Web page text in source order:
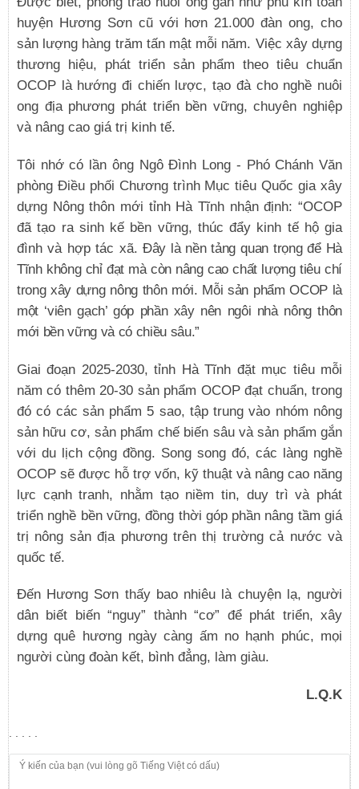
huyện Hương Sơn cũ với hơn 21.000 đàn ong, cho
sản lượng hàng trăm tấn mật mỗi năm. Việc xây dựng
thương hiệu, phát triển sản phẩm theo tiêu chuẩn
OCOP là hướng đi chiến lược, tạo đà cho nghề nuôi
ong địa phương phát triển bền vững, chuyên nghiệp
và nâng cao giá trị kinh tế.
Tôi nhớ có lần ông Ngô Đình Long - Phó Chánh Văn
phòng Điều phối Chương trình Mục tiêu Quốc gia xây
dựng Nông thôn mới tỉnh Hà Tĩnh nhận định: “OCOP
đã tạo ra sinh kế bền vững, thúc đẩy kinh tế hộ gia
đình và hợp tác xã. Đây là nền tảng quan trọng để Hà
Tĩnh không chỉ đạt mà còn nâng cao chất lượng tiêu chí
trong xây dựng nông thôn mới. Mỗi sản phẩm OCOP là
một ‘viên gạch’ góp phần xây nên ngôi nhà nông thôn
mới bền vững và có chiều sâu.”
Giai đoạn 2025-2030, tỉnh Hà Tĩnh đặt mục tiêu mỗi
năm có thêm 20-30 sản phẩm OCOP đạt chuẩn, trong
đó có các sản phẩm 5 sao, tập trung vào nhóm nông
sản hữu cơ, sản phẩm chế biến sâu và sản phẩm gắn
với du lịch cộng đồng. Song song đó, các làng nghề
OCOP sẽ được hỗ trợ vốn, kỹ thuật và nâng cao năng
lực cạnh tranh, nhằm tạo niềm tin, duy trì và phát
triển nghề bền vững, đồng thời góp phần nâng tầm giá
trị nông sản địa phương trên thị trường cả nước và
quốc tế.
Đến Hương Sơn thấy bao nhiêu là chuyện lạ, người
dân biết biến “nguy” thành “cơ” để phát triển, xây
dựng quê hương ngày càng ấm no hạnh phúc, mọi
người cùng đoàn kết, bình đẳng, làm giàu.
L.Q.K
. . . . .